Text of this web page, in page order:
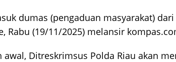
dumas (pengaduan masyarakat) dari
Rabu (19/11/2025) melansir
awal, Ditreskrimsus Polda Riau akan